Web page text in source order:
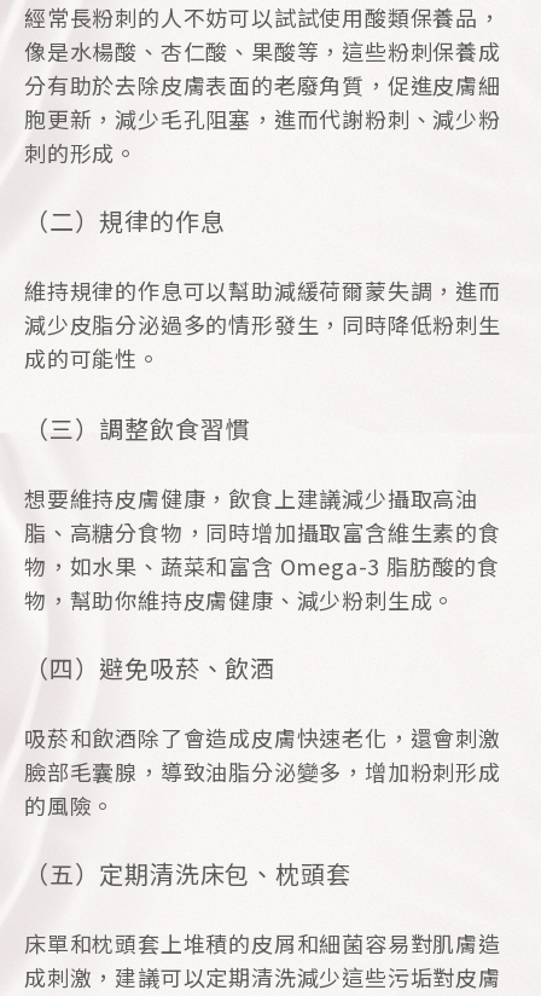
經常長粉刺的人不妨可以試試使用酸類保養品，
像是水楊酸、杏仁酸、果酸等，這些粉刺保養成
分有助於去除皮膚表面的老廢角質，促進皮膚細
胞更新，減少毛孔阻塞，進而代謝粉刺、減少粉
刺的形成。
（二）規律的作息
維持規律的作息可以幫助減緩荷爾蒙失調，進而
減少皮脂分泌過多的情形發生，同時降低粉刺生
成的可能性。
（三）調整飲食習慣
想要維持皮膚健康，飲食上建議減少攝取高油
脂、高糖分食物，同時增加攝取富含維生素的食
物，如水果、蔬菜和富含 Omega-3 脂肪酸的食
物，幫助你維持皮膚健康、減少粉刺生成。
（四）避免吸菸、飲酒
吸菸和飲酒除了會造成皮膚快速老化，還會刺激
臉部毛囊腺，導致油脂分泌變多，增加粉刺形成
的風險。
（五）定期清洗床包、枕頭套
床單和枕頭套上堆積的皮屑和細菌容易對肌膚造
成刺激，建議可以定期清洗減少這些污垢對皮膚